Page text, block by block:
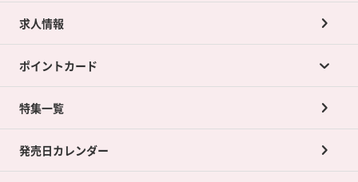
カードラボの買取サービスTOP
店舗買取について
ネット買取について
買取承諾書について
求人情報
ポイントカード
ポイントカードTOP
ポイント交換景品
特集一覧
発売日カレンダー